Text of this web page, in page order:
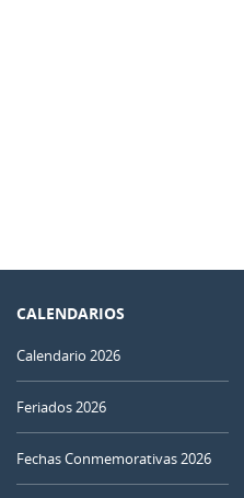
CALENDARIOS
Calendario 2026
Feriados 2026
Fechas Conmemorativas 2026